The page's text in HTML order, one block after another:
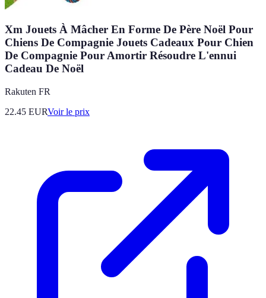
Xm Jouets À Mâcher En Forme De Père Noël Pour
Chiens De Compagnie Jouets Cadeaux Pour Chien
De Compagnie Pour Amortir Résoudre L'ennui
Cadeau De Noël
Rakuten FR
22.45 EURVoir le prix